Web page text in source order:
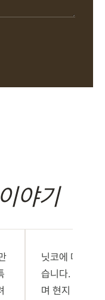
야기
닛코에 머무는
습니다. 축제
며 현지 분들과